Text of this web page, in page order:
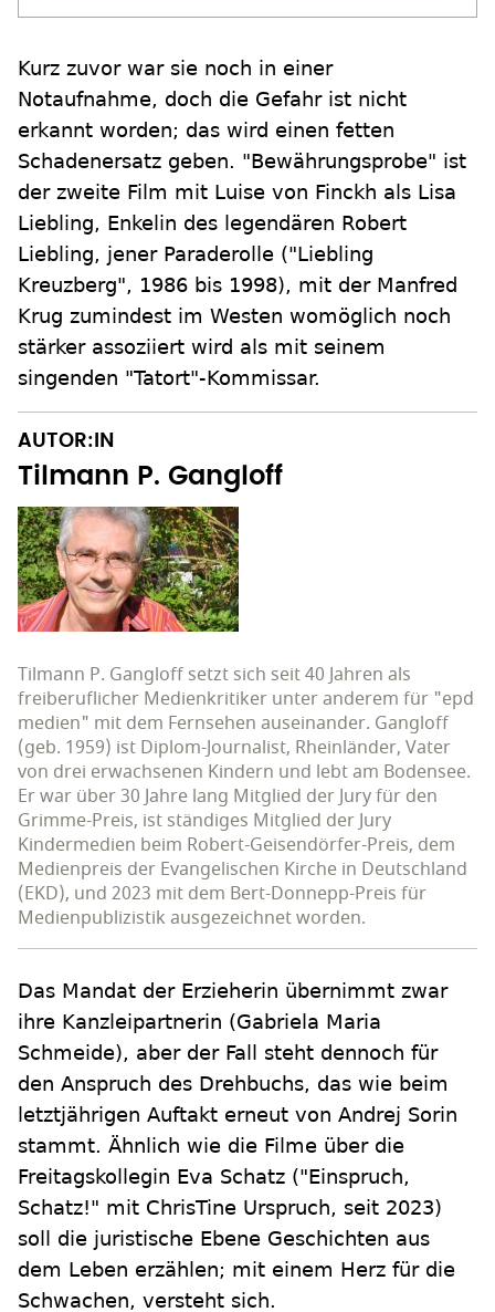
Kurz zuvor war sie noch in einer
Notaufnahme, doch die Gefahr ist nicht
erkannt worden; das wird einen fetten
Schadenersatz geben. "Bewährungsprobe" ist
der zweite Film mit Luise von Finckh als Lisa
Liebling, Enkelin des legendären Robert
Liebling, jener Paraderolle ("Liebling
Kreuzberg", 1986 bis 1998), mit der Manfred
Krug zumindest im Westen womöglich noch
stärker assoziiert wird als mit seinem
singenden "Tatort"-Kommissar.
AUTOR:IN
Tilmann P. Gangloff
Tilmann P. Gangloff setzt sich seit 40 Jahren als
freiberuflicher Medienkritiker unter anderem für "epd
medien" mit dem Fernsehen auseinander. Gangloff
(geb. 1959) ist Diplom-Journalist, Rheinländer, Vater
von drei erwachsenen Kindern und lebt am Bodensee.
Er war über 30 Jahre lang Mitglied der Jury für den
Grimme-Preis, ist ständiges Mitglied der Jury
Kindermedien beim Robert-Geisendörfer-Preis, dem
Medienpreis der Evangelischen Kirche in Deutschland
(EKD), und 2023 mit dem Bert-Donnepp-Preis für
Medienpublizistik ausgezeichnet worden.
Das Mandat der Erzieherin übernimmt zwar
ihre Kanzleipartnerin (Gabriela Maria
Schmeide), aber der Fall steht dennoch für
den Anspruch des Drehbuchs, das wie beim
letztjährigen Auftakt erneut von Andrej Sorin
stammt. Ähnlich wie die Filme über die
Freitagskollegin Eva Schatz ("Einspruch,
Schatz!" mit ChrisTine Urspruch, seit 2023)
soll die juristische Ebene Geschichten aus
dem Leben erzählen; mit einem Herz für die
Schwachen, versteht sich.